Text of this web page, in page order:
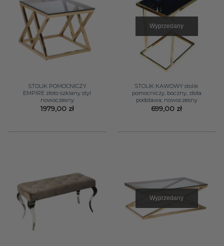
STOLIK POMOCNICZY
EMPIRE złoto szklany styl
nowoczesny
1979,00 zł
Wyprzedany
STOLIK KAWOWY stolik
pomocniczy, boczny, złota
podstawa, nowoczesny
699,00 zł
Wyprzedany